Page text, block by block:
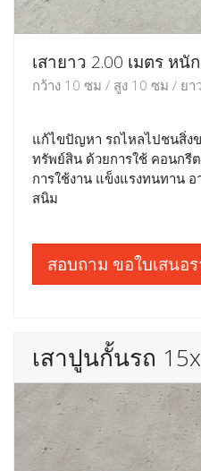
เสายาว 2.00 เมตร หนั
กว้าง 10 ซม / สูง 10 ซม / ยา
แก้ไขปัญหา รถไหลไปชนสิ่ง
ทรัพย์สิน ด้วยการใช้ คอนกรี
การใช้งาน แข็งแรงทนทาน
สนิม
สอบถาม ขอใบเสนอ
เสาปูนกั้นรถ